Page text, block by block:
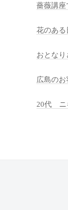
薔薇講座
花のある
おとなり
広島のお
20代 ニ